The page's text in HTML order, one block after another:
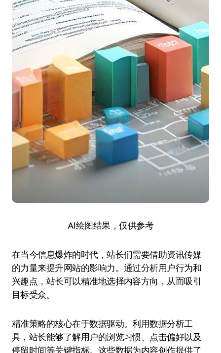
AI绘图结果，仅供参考
在当今信息爆炸的时代，站长们需要借助资讯传媒
的力量来提升网站的影响力。通过分析用户行为和
兴趣点，站长可以精准地选择内容方向，从而吸引
目标受众。
精准策略的核心在于数据驱动。利用数据分析工
具，站长能够了解用户的浏览习惯、点击偏好以及
停留时间等关键指标。这些数据为内容创作提供了